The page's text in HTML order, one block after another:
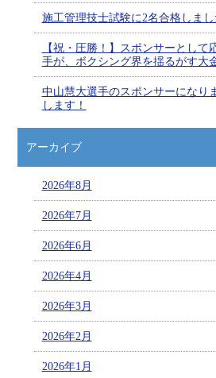
施工管理技士試験に2名合格しまし
【祝・圧勝！】スポンサーとして
手が、ボクシング界を揺るがす大
中山慧大選手のスポンサーになり
します！
アーカイブ
2026年8月
2026年7月
2026年6月
2026年4月
2026年3月
2026年2月
2026年1月